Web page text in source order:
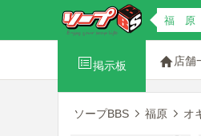
福 原
掲示板 店舗
ソープBBS 福原 オ